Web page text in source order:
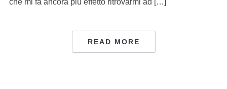
che mi fa ancora più effetto ritrovarmi ad […]
READ MORE